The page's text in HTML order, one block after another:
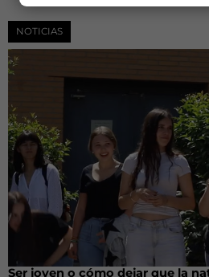
NOTICIAS
Ser joven o cómo dejar que la